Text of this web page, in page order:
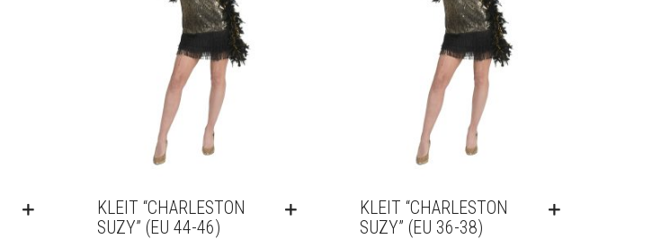
KLEIT “CHARLESTON
SUZY” (EU 44-46)
KLEIT “CHARLESTON
SUZY” (EU 36-38)